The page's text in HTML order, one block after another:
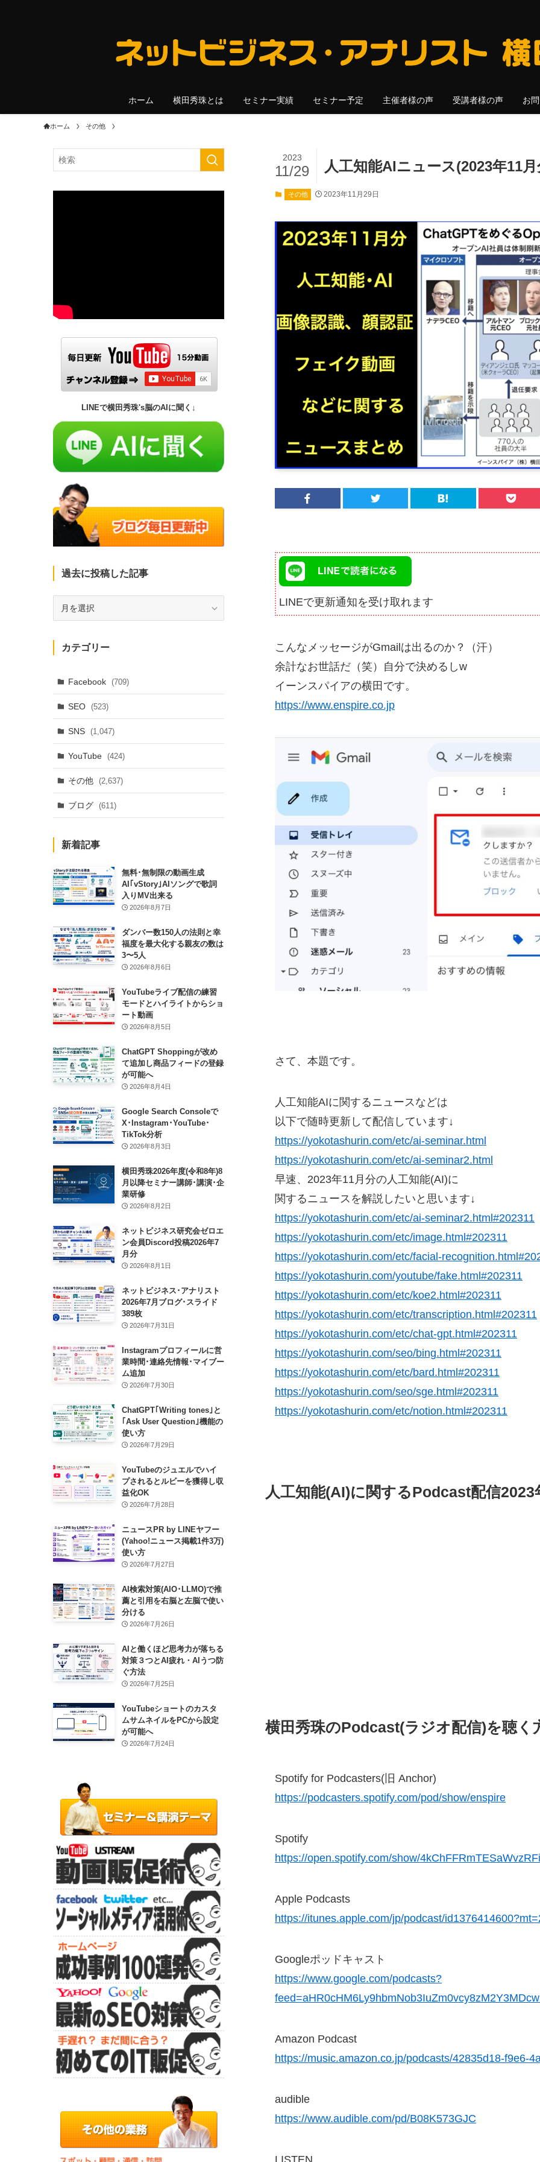
ホーム 横田秀珠とは セミナー実績 セミナー予定 主催者様の声 受講者様の声 お
ホーム その他
人工知能AIニュース(2023年11
2023
11/29
その他 2023年11月29日
LINEで更新通知を受け取れます
こんなメッセージがGmailは出るのか？（汗）
余計なお世話だ（笑）自分で決めるしw
イーンスパイアの横田です。
https://www.enspire.co.jp
さて、本題です。
人工知能AIに関するニュースなどは
以下で随時更新して配信しています↓
https://yokotashurin.com/etc/ai-seminar.html
https://yokotashurin.com/etc/ai-seminar2.html
早速、2023年11月分の人工知能(AI)に
関するニュースを解説したいと思います↓
https://yokotashurin.com/etc/ai-seminar2.html#202311
https://yokotashurin.com/etc/image.html#202311
https://yokotashurin.com/etc/facial-
https://yokotashurin.com/youtube/fake.html#202311
https://yokotashurin.com/etc/koe2.html#202311
https://yokotashurin.com/etc/transcription.html#202311
https://yokotashurin.com/etc/chat-gpt.html#202311
https://yokotashurin.com/seo/bing.html#202311
https://yokotashurin.com/etc/bard.html#202311
https://yokotashurin.com/seo/sge.html#202311
https://yokotashurin.com/etc/notion.html#202311
人工知能(AI)に関するPodcast配信2023
横田秀珠のPodcast(ラジオ配信)を聴く
Spotify for Podcasters(旧 Anchor)
https://podcasters.spotify.com/pod/show/enspire
Spotify
https://open.spotify.com/show/
Apple Podcasts
https://itunes.apple.com/jp/podcast/
Googleポッドキャスト
https://www.google.com/podcasts?
Amazon Podcast
https://music.amazon.co.jp/podcasts/42835d18-f9e6-
audible
https://www.audible.com/pd/B08K573GJC
LISTEN
LINEで横田秀珠's脳のAIに聞く↓
過去に投稿した記事
投
稿
た
記
事
カテゴリー
Facebook (709)
SEO (523)
SNS (1,047)
YouTube (424)
その他 (2,637)
ブログ (611)
新着記事
無料･無制限の動画生成
AI｢vStory｣AIソングで歌詞
入りMV出来る
2026年8月7日
ダンバー数150人の法則と幸
福度を最大化する親友の数は
3〜5人
2026年8月6日
YouTubeライブ配信の練習
モードとハイライトからショ
ート動画
2026年8月5日
ChatGPT Shoppingが改め
て追加し商品フィードの登録
が可能へ
2026年8月4日
Google Search Consoleで
X･Instagram･YouTube･
TikTok分析
2026年8月3日
横田秀珠2026年度(令和8年)8
月以降セミナー講師･講演･企
業研修
2026年8月2日
ネットビジネス研究会ゼロエ
ン会員Discord投稿2026年7
月分
2026年8月1日
ネットビジネス･アナリスト
2026年7月ブログ･スライド
389枚
2026年7月31日
Instagramプロフィールに営
業時間･連絡先情報･マイブー
ム追加
2026年7月30日
ChatGPT｢Writing tones｣と
｢Ask User Question｣機能の
使い方
2026年7月29日
YouTubeのジュエルでハイ
プされるとルビーを獲得し収
益化OK
2026年7月28日
ニュースPR by LINEヤフー
(Yahoo!ニュース掲載1件3万)
使い方
2026年7月27日
AI検索対策(AIO･LLMO)で推
薦と引用を右脳と左脳で使い
分ける
2026年7月26日
AIと働くほど思考力が落ちる
対策３つとAI疲れ・AIうつ防
ぐ方法
2026年7月25日
YouTubeショートのカスタ
ムサムネイルをPCから設定
が可能へ
2026年7月24日